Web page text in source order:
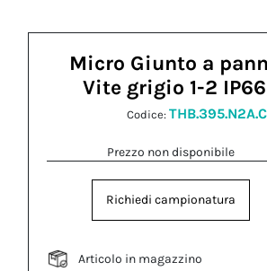
Micro Giunto a
Vite grigio 1-2
Codice:
Prezzo non disponibile
Richiedi campionatura
Articolo in magazzino